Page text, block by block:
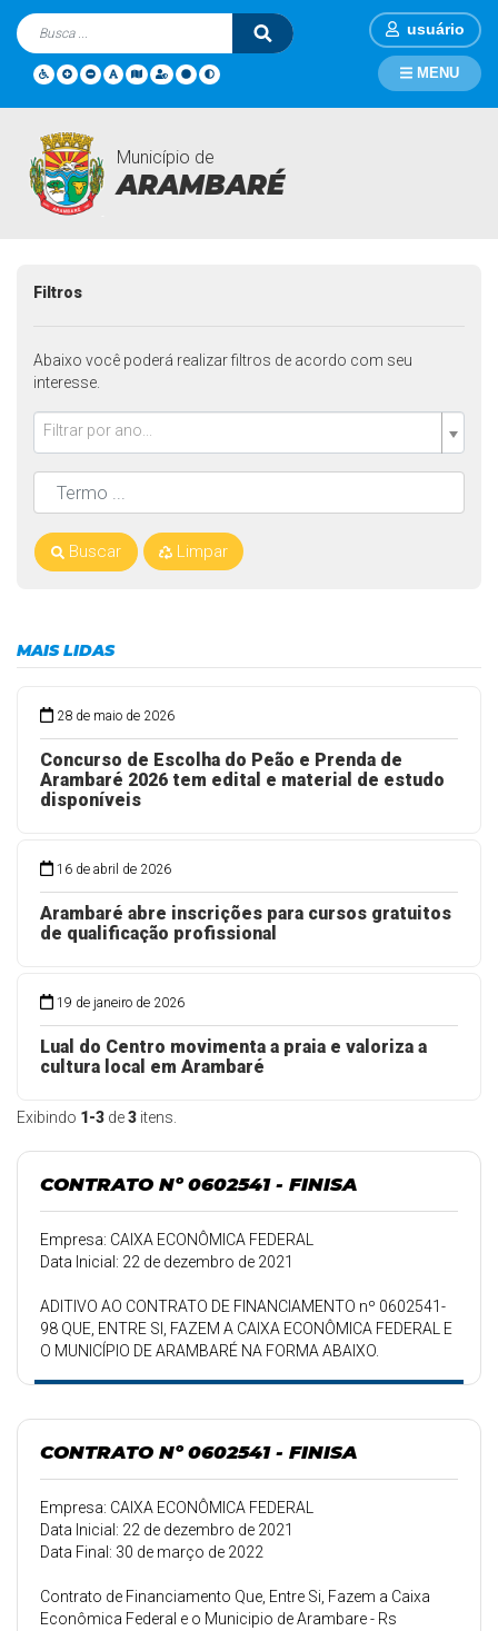
usuário
Município de
ARAMBARÉ
MENU
Contratos
Exibindo 1-3 de3 itens.
CONTRATO Nº 0602541 - FINISA
Empresa: CAIXA ECONÔMICA FEDERAL
Data Inicial: 22 de dezembro de 2021
ADITIVO AO CONTRATO DE FINANCIAMENTO nº 0602541-
98 QUE, ENTRE SI, FAZEM A CAIXA ECONÔMICA FEDERAL E
O MUNICÍPIO DE ARAMBARÉ NA FORMA ABAIXO.
CONTRATO Nº 0602541 - FINISA
Empresa: CAIXA ECONÔMICA FEDERAL
Data Inicial: 22 de dezembro de 2021
Data Final: 30 de março de 2022
Contrato de Financiamento Que, Entre Si, Fazem a Caixa
Econômica Federal e o Municipio de Arambare - Rs
Filtros
Abaixo você poderá realizar filtros de acordo com seu
interesse.
Filtrar por ano...
Buscar Limpar
MAIS LIDAS
28 de maio de 2026
Concurso de Escolha do Peão e Prenda de
Arambaré 2026 tem edital e material de estudo
disponíveis
16 de abril de 2026
Arambaré abre inscrições para cursos gratuitos
de qualificação profissional
19 de janeiro de 2026
Lual do Centro movimenta a praia e valoriza a
cultura local em Arambaré